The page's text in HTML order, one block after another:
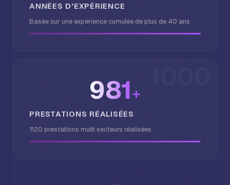
ANNÉES D'EXPÉRIENCE
Basée sur une expérience cumulée de plus de 40 ans
1000
PRESTATIONS RÉALISÉES
1120 prestations multi secteurs réalisées